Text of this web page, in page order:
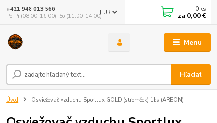
Menu
EUR
Hľadať
+421 948 013 566
Po-Pi (08:00-16:00), So (11:00-14:00)
0 ks
za 0,00 €
Úvod Osviežovač vzduchu Sportlux GOLD (stromček) 1ks (AREON)